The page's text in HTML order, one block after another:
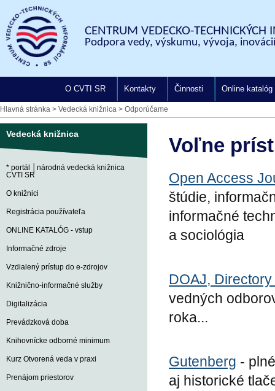
CENTRUM VEDECKO-TECHNICKÝCH
Podpora vedy, výskumu, vývoja,
O CVTI SR Kontakty Činnosti Online katalóg
Hlavná stránka > Vedecká knižnica > Odporúčame
Vedecká knižnica
* portál │národná vedecká knižnica
CVTI SR
O knižnici
Registrácia používateľa
ONLINE KATALÓG - vstup
Informačné zdroje
Vzdialený prístup do e-zdrojov
Knižnično-informačné služby
Digitalizácia
Prevádzková doba
Knihovnícke odborné minimum
Kurz Otvorená veda v praxi
Prenájom priestorov
Voľne
Open Access
štúdie,
informačné
a sociológia
DOAJ,
vedných
roka...
Gutenberg -
aj historické